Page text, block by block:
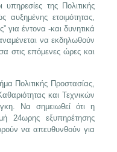
της Πολιτικής
αυξημένης ετοιμότητας,
για έντονα -και δυνητικά
να εκδηλωθούν
στις επόμενες ώρες και
Πολιτικής Προστασίας,
και Τεχνικών
Να σημειωθεί ότι η
24ωρης εξυπηρέτησης
να απευθυνθούν για